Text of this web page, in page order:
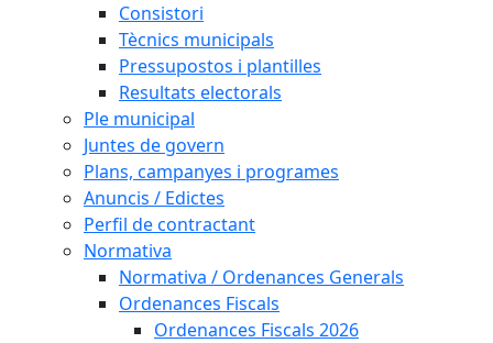
Consistori
Tècnics municipals
Pressupostos i plantilles
Resultats electorals
Ple municipal
Juntes de govern
Plans, campanyes i programes
Anuncis / Edictes
Perfil de contractant
Normativa
Normativa / Ordenances Generals
Ordenances Fiscals
Ordenances Fiscals 2026